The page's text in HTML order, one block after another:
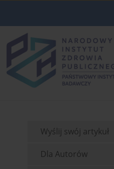
Wyślij swój artykuł
Dla Autorów